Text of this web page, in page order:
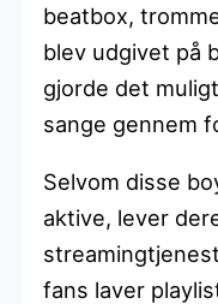
beatbox,
blev udgivet på
gjorde det
sange gennem
Selvom disse
aktive, lever
fans laver